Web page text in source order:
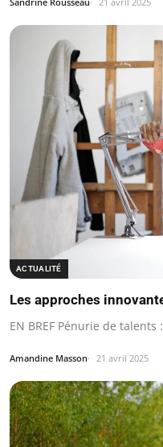
ACTUALITÉ
Les approches
EN BREF Pénurie de
Amandine Masson 21 avril 2025